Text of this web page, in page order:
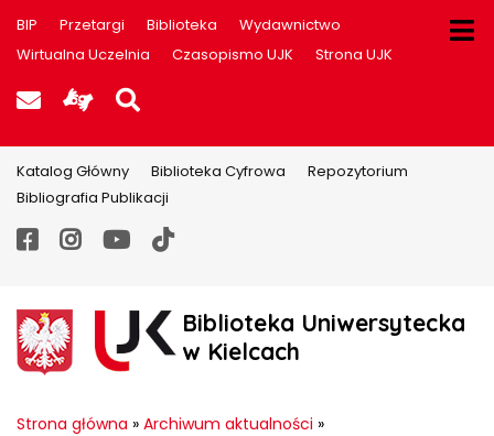
BIP Przetargi Biblioteka
Wydawnictwo
Wirtualna Uczelnia
Czasopismo UJK Strona UJK
Poczta UJK
Informacje dla użytkowników
Szukaj na stronie
Katalog Główny Biblioteka Cyfrowa
Repozytorium
Bibliografia Publikacji
Facebook
Instagram
YouTube
TikTok
Biblioteka Uniwersytecka
w Kielcach
Strona główna » Archiwum aktualności »